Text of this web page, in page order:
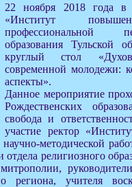
22 ноября 2018 года
«Институт
профессиональной
образования Тульской
круглый стол
современной молодежи:
аспекты».
Данное мероприятие
Рождественских
свобода и
участие ректор
методической
религиозного
региона, учителя